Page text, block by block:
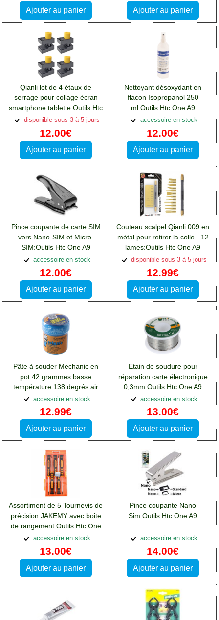
Ajouter au panier Ajouter au panier
Qianli lot de 4 étaux de
serrage pour collage écran
smartphone tablette:Outils Htc
One A9
disponible sous 3 à 5 jours
12.00€
Ajouter au panier
Nettoyant désoxydant en
flacon Isopropanol 250
ml:Outils Htc One A9
accessoire en stock
12.00€
Ajouter au panier
Pince coupante de carte SIM
vers Nano-SIM et Micro-
SIM:Outils Htc One A9
accessoire en stock
12.00€
Ajouter au panier
Couteau scalpel Qianli 009 en
métal pour retirer la colle - 12
lames:Outils Htc One A9
disponible sous 3 à 5 jours
12.99€
Ajouter au panier
Pâte à souder Mechanic en
pot 42 grammes basse
température 138 degrés air
chaud microsoudure CMS
accessoire en stock
12.99€
Ajouter au panier
Etain de soudure pour
réparation carte électronique
0,3mm:Outils Htc One A9
accessoire en stock
13.00€
Ajouter au panier
Assortiment de 5 Tournevis de
précision JAKEMY avec boite
de rangement:Outils Htc One
A9
accessoire en stock
13.00€
Ajouter au panier
Pince coupante Nano
Sim:Outils Htc One A9
accessoire en stock
14.00€
Ajouter au panier